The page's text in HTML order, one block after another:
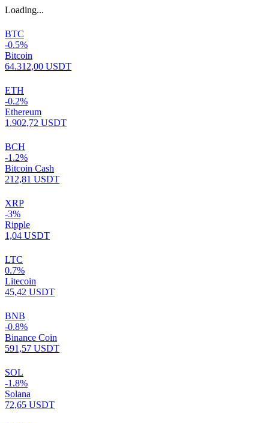
Loading...
BTC
-0.5%
Bitcoin
64.312,00 USDT
ETH
-0.2%
Ethereum
1.902,72 USDT
BCH
-1.2%
Bitcoin Cash
212,81 USDT
XRP
-3%
Ripple
1,04 USDT
LTC
0.7%
Litecoin
45,42 USDT
BNB
-0.8%
Binance Coin
591,57 USDT
SOL
-1.8%
Solana
72,65 USDT